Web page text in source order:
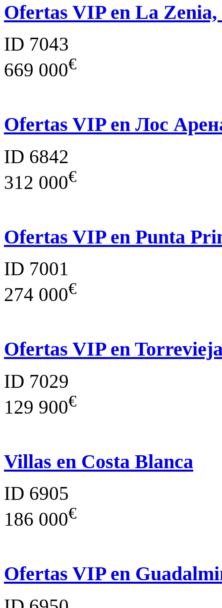
Ofertas VIP en La
ID 7043
669 000€
Ofertas VIP en Лос
ID 6842
312 000€
Ofertas VIP en Punta
ID 7001
274 000€
Ofertas VIP en
ID 7029
129 900€
Villas en Costa Blanca
ID 6905
186 000€
Ofertas VIP en